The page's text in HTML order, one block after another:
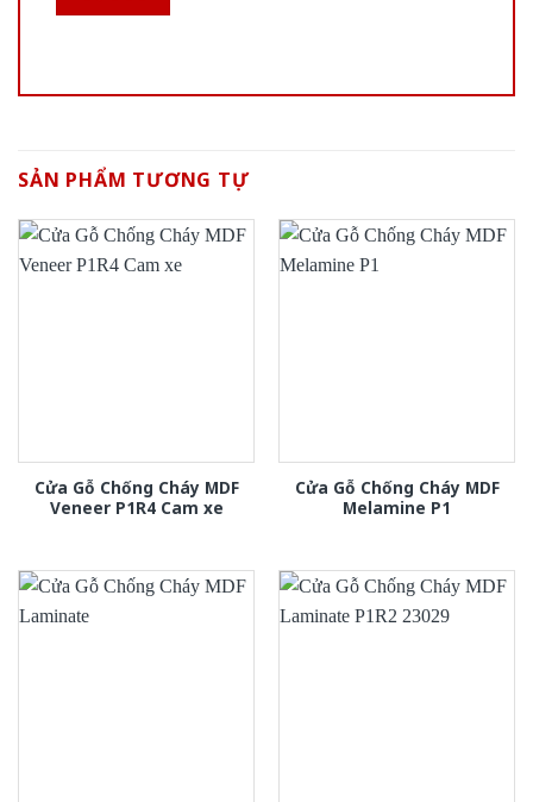
SẢN PHẨM TƯƠNG TỰ
Cửa Gỗ Chống Cháy MDF
Veneer P1R4 Cam xe
Cửa Gỗ Chống Cháy MDF
Melamine P1